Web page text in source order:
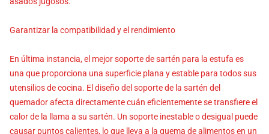
Garantizar la compatibilidad y el rendimiento
En última instancia, el mejor soporte de sartén para la estufa es
una que proporciona una superficie plana y estable para todos sus
utensilios de cocina. El diseño del soporte de la sartén del
quemador afecta directamente cuán eficientemente se transfiere el
calor de la llama a su sartén. Un soporte inestable o desigual puede
causar puntos calientes, lo que lleva a la quema de alimentos en un